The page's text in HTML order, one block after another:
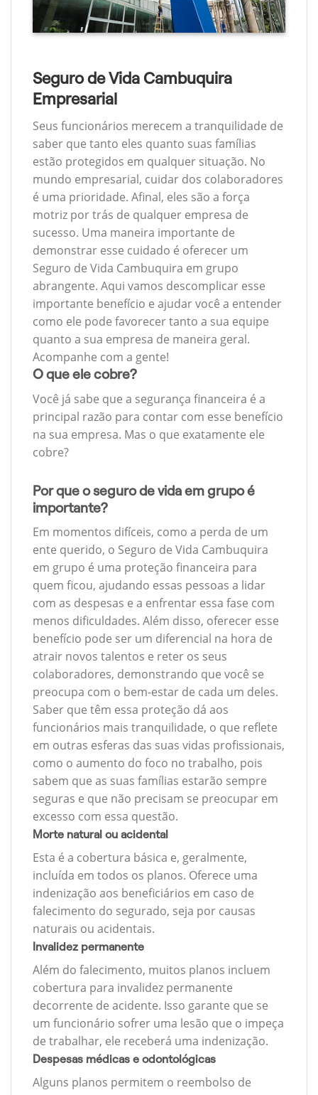
Seguro de Vida Cambuquira
Empresarial
Seus funcionários merecem a tranquilidade de
saber que tanto eles quanto suas famílias
estão protegidos em qualquer situação. No
mundo empresarial, cuidar dos colaboradores
é uma prioridade. Afinal, eles são a força
motriz por trás de qualquer empresa de
sucesso. Uma maneira importante de
demonstrar esse cuidado é oferecer um
Seguro de Vida Cambuquira em grupo
abrangente. Aqui vamos descomplicar esse
importante benefício e ajudar você a entender
como ele pode favorecer tanto a sua equipe
quanto a sua empresa de maneira geral.
Acompanhe com a gente!
O que ele cobre?
Você já sabe que a segurança financeira é a
principal razão para contar com esse benefício
na sua empresa. Mas o que exatamente ele
cobre?
Por que o seguro de vida em grupo é
importante?
Em momentos difíceis, como a perda de um
ente querido, o Seguro de Vida Cambuquira
em grupo é uma proteção financeira para
quem ficou, ajudando essas pessoas a lidar
com as despesas e a enfrentar essa fase com
menos dificuldades. Além disso, oferecer esse
benefício pode ser um diferencial na hora de
atrair novos talentos e reter os seus
colaboradores, demonstrando que você se
preocupa com o bem-estar de cada um deles.
Saber que têm essa proteção dá aos
funcionários mais tranquilidade, o que reflete
em outras esferas das suas vidas profissionais,
como o aumento do foco no trabalho, pois
sabem que as suas famílias estarão sempre
seguras e que não precisam se preocupar em
excesso com essa questão.
Morte natural ou acidental
Esta é a cobertura básica e, geralmente,
incluída em todos os planos. Oferece uma
indenização aos beneficiários em caso de
falecimento do segurado, seja por causas
naturais ou acidentais.
Invalidez permanente
Além do falecimento, muitos planos incluem
cobertura para invalidez permanente
decorrente de acidente. Isso garante que se
um funcionário sofrer uma lesão que o impeça
de trabalhar, ele receberá uma indenização.
Despesas médicas e odontológicas
Alguns planos permitem o reembolso de